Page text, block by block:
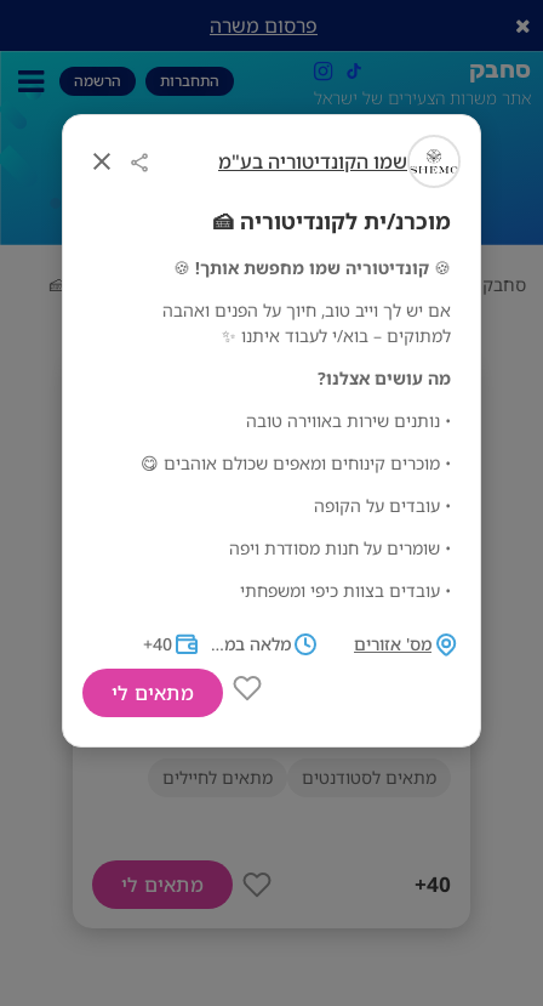
שמו הקונדיטוריה בע"מ
מוכרנ/ית לקונדיטוריה 🍰
🍪 קונדיטוריה שמו מחפשת אותך! 🍪
אם יש לך וייב טוב, חיוך על הפנים ואהבה
למתוקים – בוא/י לעבוד איתנו ✨
מה עושים אצלנו?
• נותנים שירות באווירה טובה
• מוכרים קינוחים ומאפים שכולם אוהבים 😋
• עובדים על הקופה
• שומרים על חנות מסודרת ויפה
• עובדים בצוות כיפי ומשפחתי
מי מתאים לנו?
• כאלה שאוהבים אנשים (ומתוקים 😉)
ניסיון במכירות יתרון
מס' אזורים מלאה במשמרות 40+
מתאים לי
פרסום משרה
סחבק
אתר משרות הצעירים של ישראל
התחברות הרשמה
מוכרנ/ית לקונדיטוריה 🍰
סחבק מוכרנ/ית לקונדיטוריה 🍰
שמו הקונדיטוריה בע"מ
מס' אזורים
מוכרנ/ית לקונדיטוריה 🍰
מתאים לסטודנטים מתאים לחיילים
40+ מתאים לי